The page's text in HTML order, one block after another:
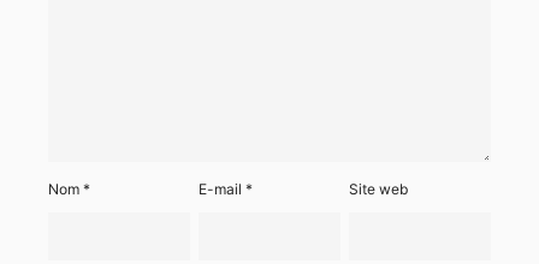
Nom * E-mail* Site web